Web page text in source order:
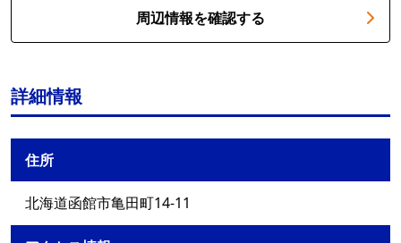
周辺情報を確認する
詳細情報
住所
北海道函館市亀田町14-11